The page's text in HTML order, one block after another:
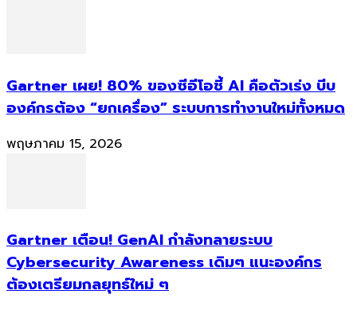
Gartner เผย! 80% ของซีอีโอชี้ AI คือตัวเร่ง บีบ
องค์กรต้อง “ยกเครื่อง” ระบบการทำงานใหม่ทั้งหมด
พฤษภาคม 15, 2026
Gartner เตือน! GenAI กำลังทลายระบบ
Cybersecurity Awareness เดิมๆ แนะองค์กร
ต้องเตรียมกลยุทธ์ใหม่ ๆ